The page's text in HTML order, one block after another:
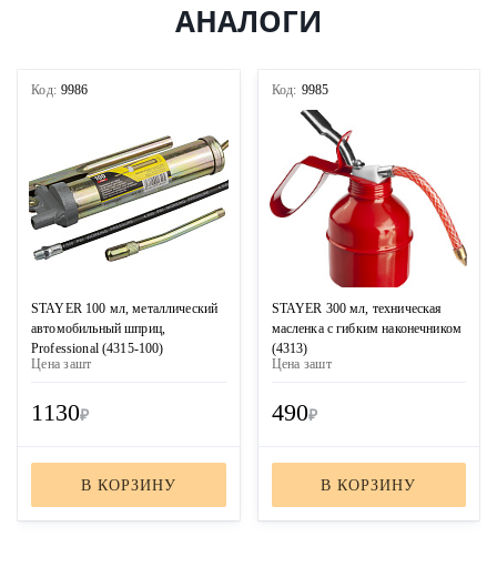
АНАЛОГИ
Код: 9986
STAYER 100 мл, металлический
автомобильный шприц,
Professional (4315-100)
Цена зашт
1130₽
В КОРЗИНУ
Код: 9985
STAYER 300 мл, техническая
масленка с гибким наконечником
(4313)
Цена зашт
490₽
В КОРЗИНУ